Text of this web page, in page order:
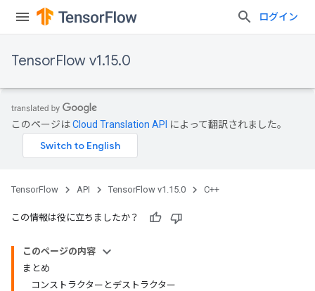
ログイン
TensorFlow v1.15.0
このページはCloud Translation API によって翻訳されました。
TensorFlow API TensorFlow v1.15.0 C++
この情報は役に立ちましたか？
このページの内容
まとめ
コンストラクターとデストラクター